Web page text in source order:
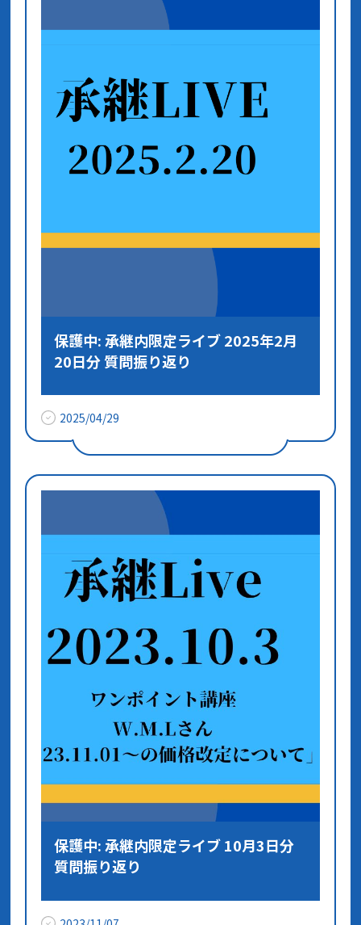
保護中: 承継内限定ライブ 2025年2月
20日分 質問振り返り
2025/04/29
保護中: 承継内限定ライブ 10月3日分
質問振り返り